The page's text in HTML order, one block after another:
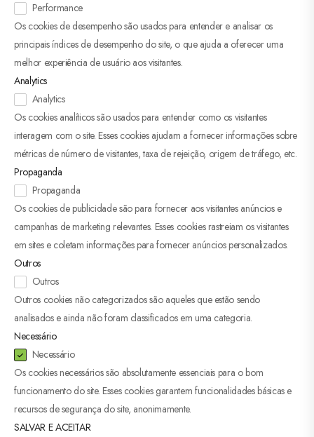
Performance
Os cookies de desempenho são usados ​​para entender e analisar os
principais índices de desempenho do site, o que ajuda a oferecer uma
melhor experiência de usuário aos visitantes.
Analytics
Analytics
Os cookies analíticos são usados ​​para entender como os visitantes
interagem com o site. Esses cookies ajudam a fornecer informações sobre
métricas de número de visitantes, taxa de rejeição, origem de tráfego, etc.
Propaganda
Propaganda
Os cookies de publicidade são para fornecer aos visitantes anúncios e
campanhas de marketing relevantes. Esses cookies rastreiam os visitantes
em sites e coletam informações para fornecer anúncios personalizados.
Outros
Outros
Outros cookies não categorizados são aqueles que estão sendo
analisados ​​e ainda não foram classificados em uma categoria.
Necessário
Necessário
Os cookies necessários são absolutamente essenciais para o bom
funcionamento do site. Esses cookies garantem funcionalidades básicas e
recursos de segurança do site, anonimamente.
SALVAR E ACEITAR